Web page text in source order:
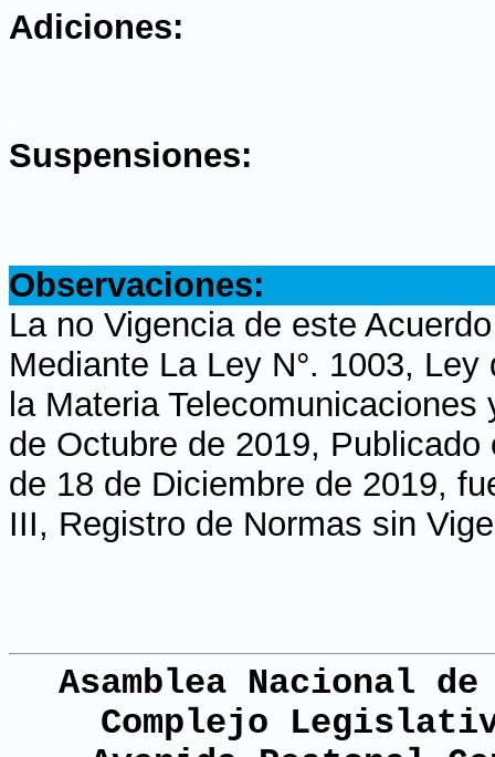
Adiciones:
Suspensiones:
Observaciones:
La no Vigencia de este
Mediante La Ley N°. 1003,
la Materia
de Octubre de 2019,
de 18 de Diciembre de 2019,
III, Registro de Normas sin
Asamblea Nacional
Complejo